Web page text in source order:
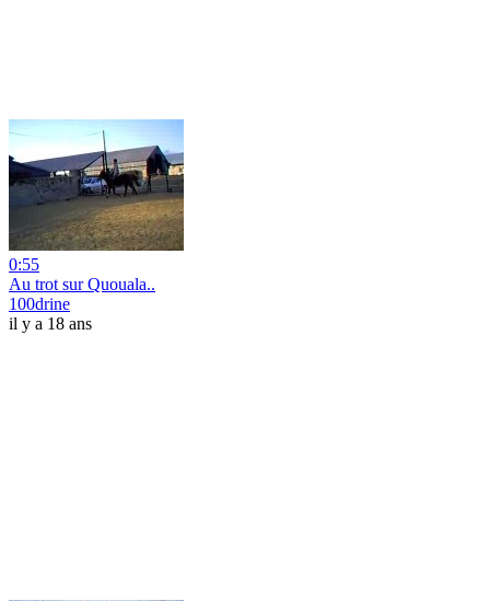
0:55
Au trot sur Quouala..
100drine
il y a 18 ans